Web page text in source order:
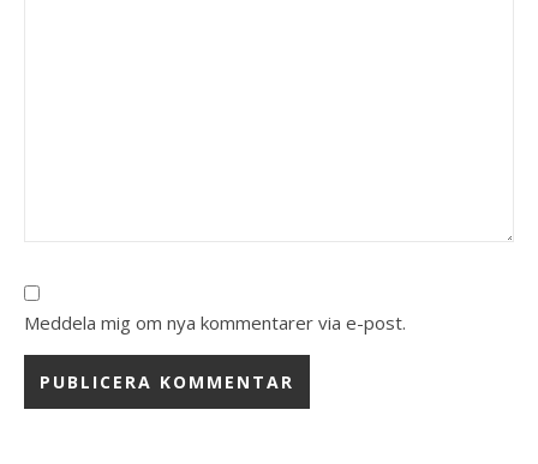
Meddela mig om nya kommentarer via e-post.